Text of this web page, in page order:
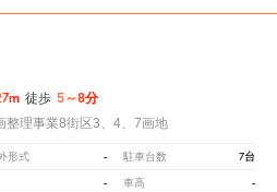
徒歩 5～8分
整理事業8街区3、4、7画地
形式 - 駐車台数 7台
- 車高 -